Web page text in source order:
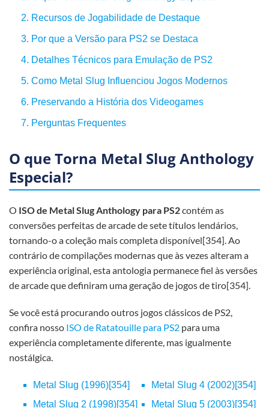
2. Recursos de Jogabilidade de Destaque
3. Por que a Versão para PS2 se Destaca
4. Detalhes Técnicos para Emulação de PS2
5. Como Metal Slug Influenciou Jogos Modernos
6. Preservando a História dos Videogames
7. Perguntas Frequentes
O que Torna Metal Slug Anthology
Especial?
O ISO de Metal Slug Anthology para PS2contém as
conversões perfeitas de arcade de sete títulos lendários,
tornando-o a coleção mais completa disponível[354]. Ao
contrário de compilações modernas que às vezes alteram a
experiência original, esta antologia permanece fiel às versões
de arcade que definiram uma geração de jogos de tiro[354].
Se você está procurando outros jogos clássicos de PS2,
confira nosso ISO de Ratatouille para PS2 para uma
experiência completamente diferente, mas igualmente
nostálgica.
Metal Slug (1996)[354]
Metal Slug 2 (1998)[354]
Metal Slug 4 (2002)[354]
Metal Slug 5 (2003)[354]